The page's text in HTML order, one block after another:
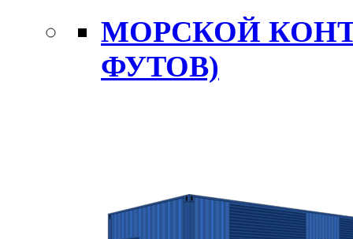
МОРСКОЙ
ФУТОВ)